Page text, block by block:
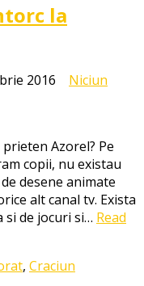
la
2016
Niciun
Azorel? Pe
copii, nu existau
desene animate
alt canal tv. Exista
si de jocuri si… Read
, Craciun